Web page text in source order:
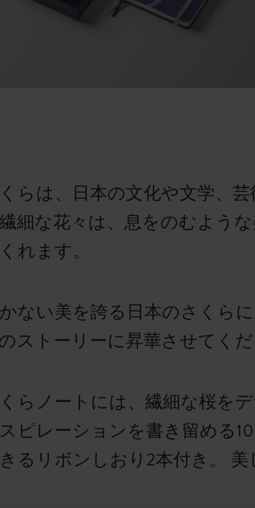
らは、日本の文化や文学、
細な花々は、息をのむよう
れます。
ない美を誇る日本のさくら
ストーリーに昇華させてくだ
らノートには、繊細な桜を
ピレーションを書き留める
るリボンしおり2本付き。